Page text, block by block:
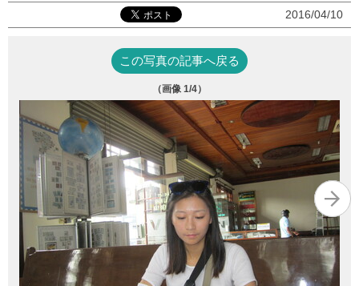
2016/04/10
この写真の記事へ戻る
（画像 1/4）